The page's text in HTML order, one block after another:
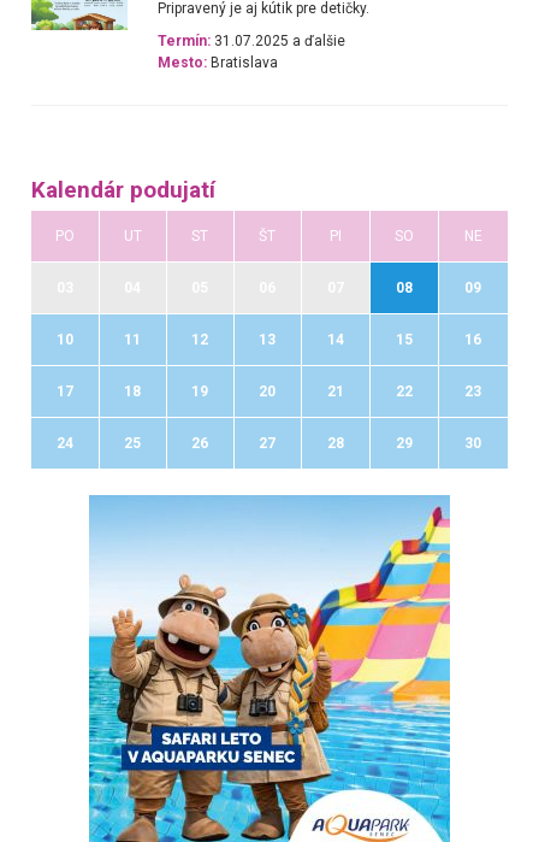
Pripravený je aj kútik pre detičky.
Termín: 31.07.2025 a ďalšie
Mesto: Bratislava
Kalendár podujatí
PO UT ST ŠT PI SO NE
08 09
10 11 12 13 14 15 16
17 18 19 20 21 22 23
24 25 26 27 28 29 30